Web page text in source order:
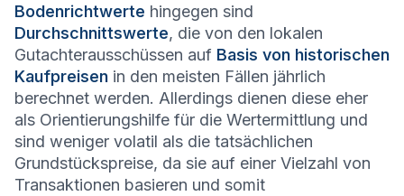
Bodenrichtwerte hingegen sind
Durchschnittswerte, die von den lokalen
Gutachterausschüssen auf Basis von historischen
Kaufpreisen in den meisten Fällen jährlich
berechnet werden. Allerdings dienen diese eher
als Orientierungshilfe für die Wertermittlung und
sind weniger volatil als die tatsächlichen
Grundstückspreise, da sie auf einer Vielzahl von
Transaktionen basieren und somit